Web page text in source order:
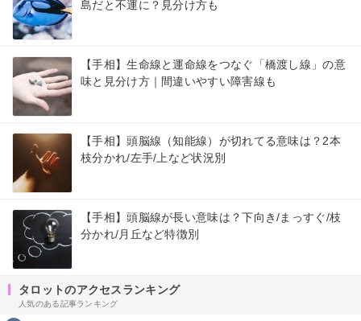
島だと不運に？見分け方も
【手相】生命線と運命線をつなぐ「橋渡し線」の意
味と見分け方｜間違いやすい障害線も
【手相】頭脳線（知能線）が切れてる意味は？2本
枝分かれ/左手/上など状況別
【手相】頭脳線が長い意味は？下向き/まっすぐ/枝
分かれ/月丘など特徴別
タロットのアクセスランキング
人気のある記事ランキング